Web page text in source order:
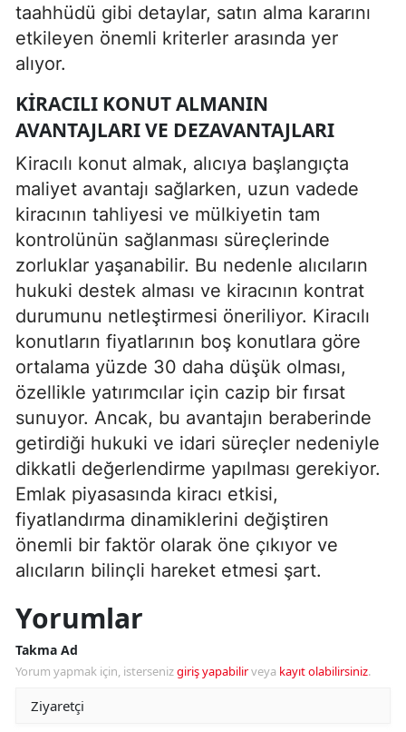
taahhüdü gibi detaylar, satın alma kararını
etkileyen önemli kriterler arasında yer
alıyor.
KIRACILI KONUT ALMANIN
AVANTAJLARI VE DEZAVANTAJLARI
Kiracılı konut almak, alıcıya başlangıçta
maliyet avantajı sağlarken, uzun vadede
kiracının tahliyesi ve mülkiyetin tam
kontrolünün sağlanması süreçlerinde
zorluklar yaşanabilir. Bu nedenle alıcıların
hukuki destek alması ve kiracının kontrat
durumunu netleştirmesi öneriliyor. Kiracılı
konutların fiyatlarının boş konutlara göre
ortalama yüzde 30 daha düşük olması,
özellikle yatırımcılar için cazip bir fırsat
sunuyor. Ancak, bu avantajın beraberinde
getirdiği hukuki ve idari süreçler nedeniyle
dikkatli değerlendirme yapılması gerekiyor.
Emlak piyasasında kiracı etkisi,
fiyatlandırma dinamiklerini değiştiren
önemli bir faktör olarak öne çıkıyor ve
alıcıların bilinçli hareket etmesi şart.
Yorumlar
Takma Ad
Yorum yapmak için, istersenizgiriş yapabilirveya kayıt olabilirsiniz.